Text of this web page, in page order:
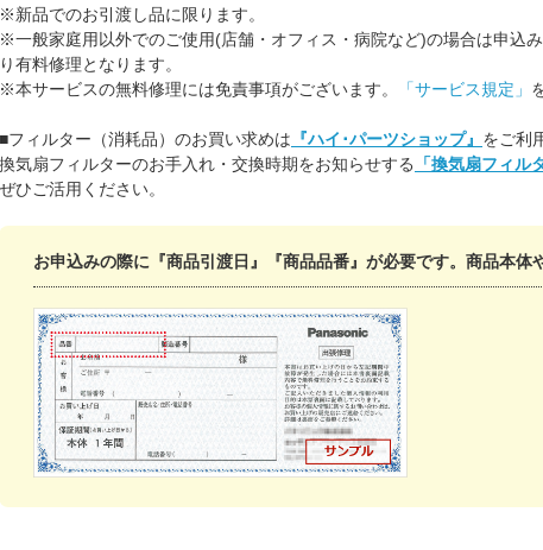
※新品でのお引渡し品に限ります。
※一般家庭用以外でのご使用(店舗・オフィス・病院など)の場合は申込
り有料修理となります。
※本サービスの無料修理には免責事項がございます。
「サービス規定」
■フィルター（消耗品）のお買い求めは 『ハイ･パーツショップ』 をご利
換気扇フィルターのお手入れ・交換時期をお知らせする
「換気扇フィル
ぜひご活用ください。
お申込みの際に『商品引渡日』『商品品番』が必要です。商品本体